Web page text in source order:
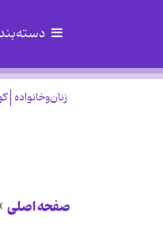
زنان‌وخانواده
صفحه اصلی